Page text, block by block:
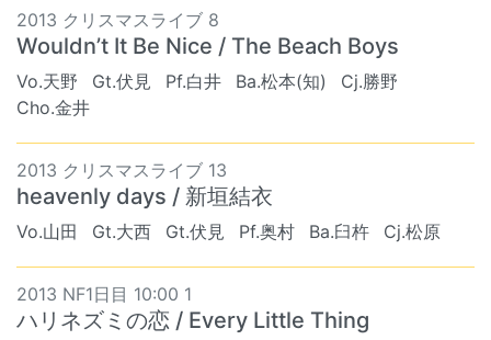
2013 クリスマスライブ 8
Wouldn’t It Be Nice / The Beach Boys
Vo.天野 Gt.伏見 Pf.白井 Ba.松本(知)
Cj.勝野
Cho.金井
2013 クリスマスライブ 13
heavenly days / 新垣結衣
Vo.山田 Gt.大西 Gt.伏見 Pf.奥村 Ba.臼杵 Cj.松原
2013 NF1日目 10:00 1
ハリネズミの恋 / Every Little Thing